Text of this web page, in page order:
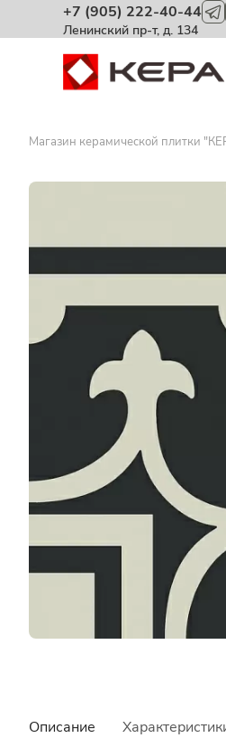
+7 (905) 222-40-44
Ленинский пр-т, д. 134
Магазин керамической плитки
Описание